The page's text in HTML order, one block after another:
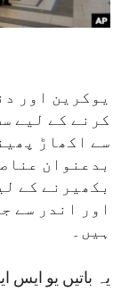
یوکرین اور
کرنے کے لیے
سے اکھاڑ
بدعنوان
بکھیرنے کے
اور اندر سے
ہیں۔
یہ باتیں یو ایس